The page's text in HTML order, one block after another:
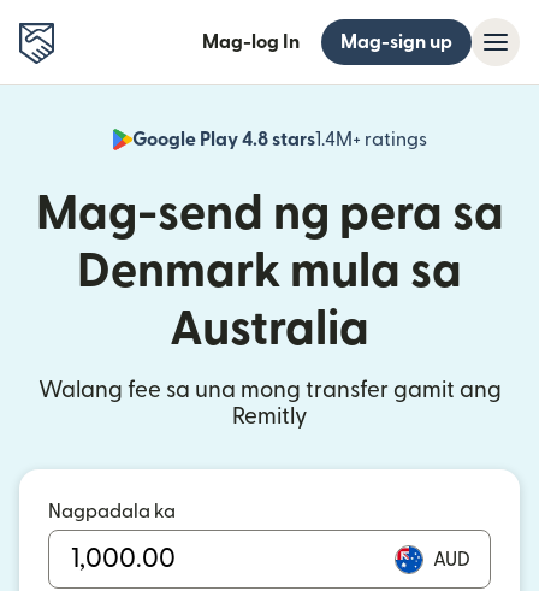
Mag-log In Mag-sign up
Google Play 4.8 stars1.4M+ ratings
(bubukas
Mag-send ng pera sa
Denmark mula sa
Australia
Walang fee sa una mong transfer gamit ang
Remitly
Nagpadala ka
AUD